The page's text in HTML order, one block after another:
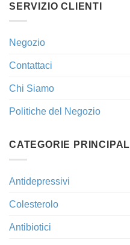
SERVIZIO CLIENTI
Negozio
Contattaci
Chi Siamo
Politiche del Negozio
CATEGORIE PRINCIPALI
Antidepressivi
Colesterolo
Antibiotici